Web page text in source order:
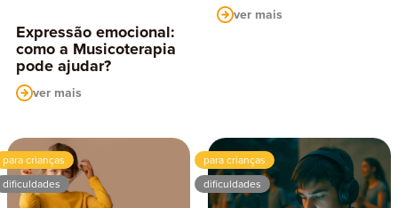
Expressão emocional:
como a Musicoterapia
pode ajudar?
ver mais
ver mais
para crianças
dificuldades
para crianças
dificuldades